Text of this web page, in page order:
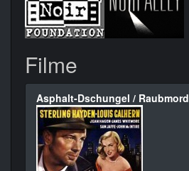
Filme
Asphalt-Dschungel / Raubmord